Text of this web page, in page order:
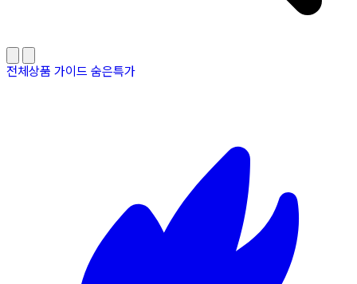
전체상품 가이드 숨은특가